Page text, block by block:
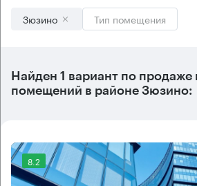
Зюзино Тип помещения
Найден 1 вариант по
помещений в районе Зюзино:
8.2